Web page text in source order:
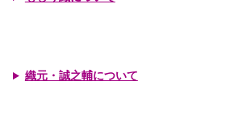
織元・誠之輔について